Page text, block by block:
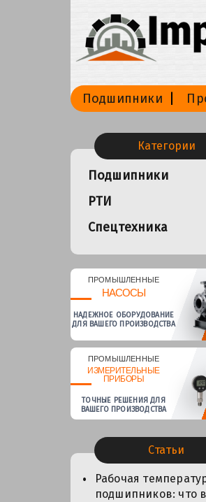
Подшипники
Категории
Подшипники
РТИ
Спецтехника
ПРОМЫШЛЕННЫЕ
НАСОСЫ
НАДЕЖНОЕ ОБОРУДОВАНИЕ
ДЛЯ ВАШЕГО ПРОИЗВОДСТВА
ПРОМЫШЛЕННЫЕ
ИЗМЕРИТЕЛЬНЫЕ
ПРИБОРЫ
ТОЧНЫЕ РЕШЕНИЯ ДЛЯ
ВАШЕГО ПРОИЗВОДСТВА
Статьи
Рабочая
подшипников: что